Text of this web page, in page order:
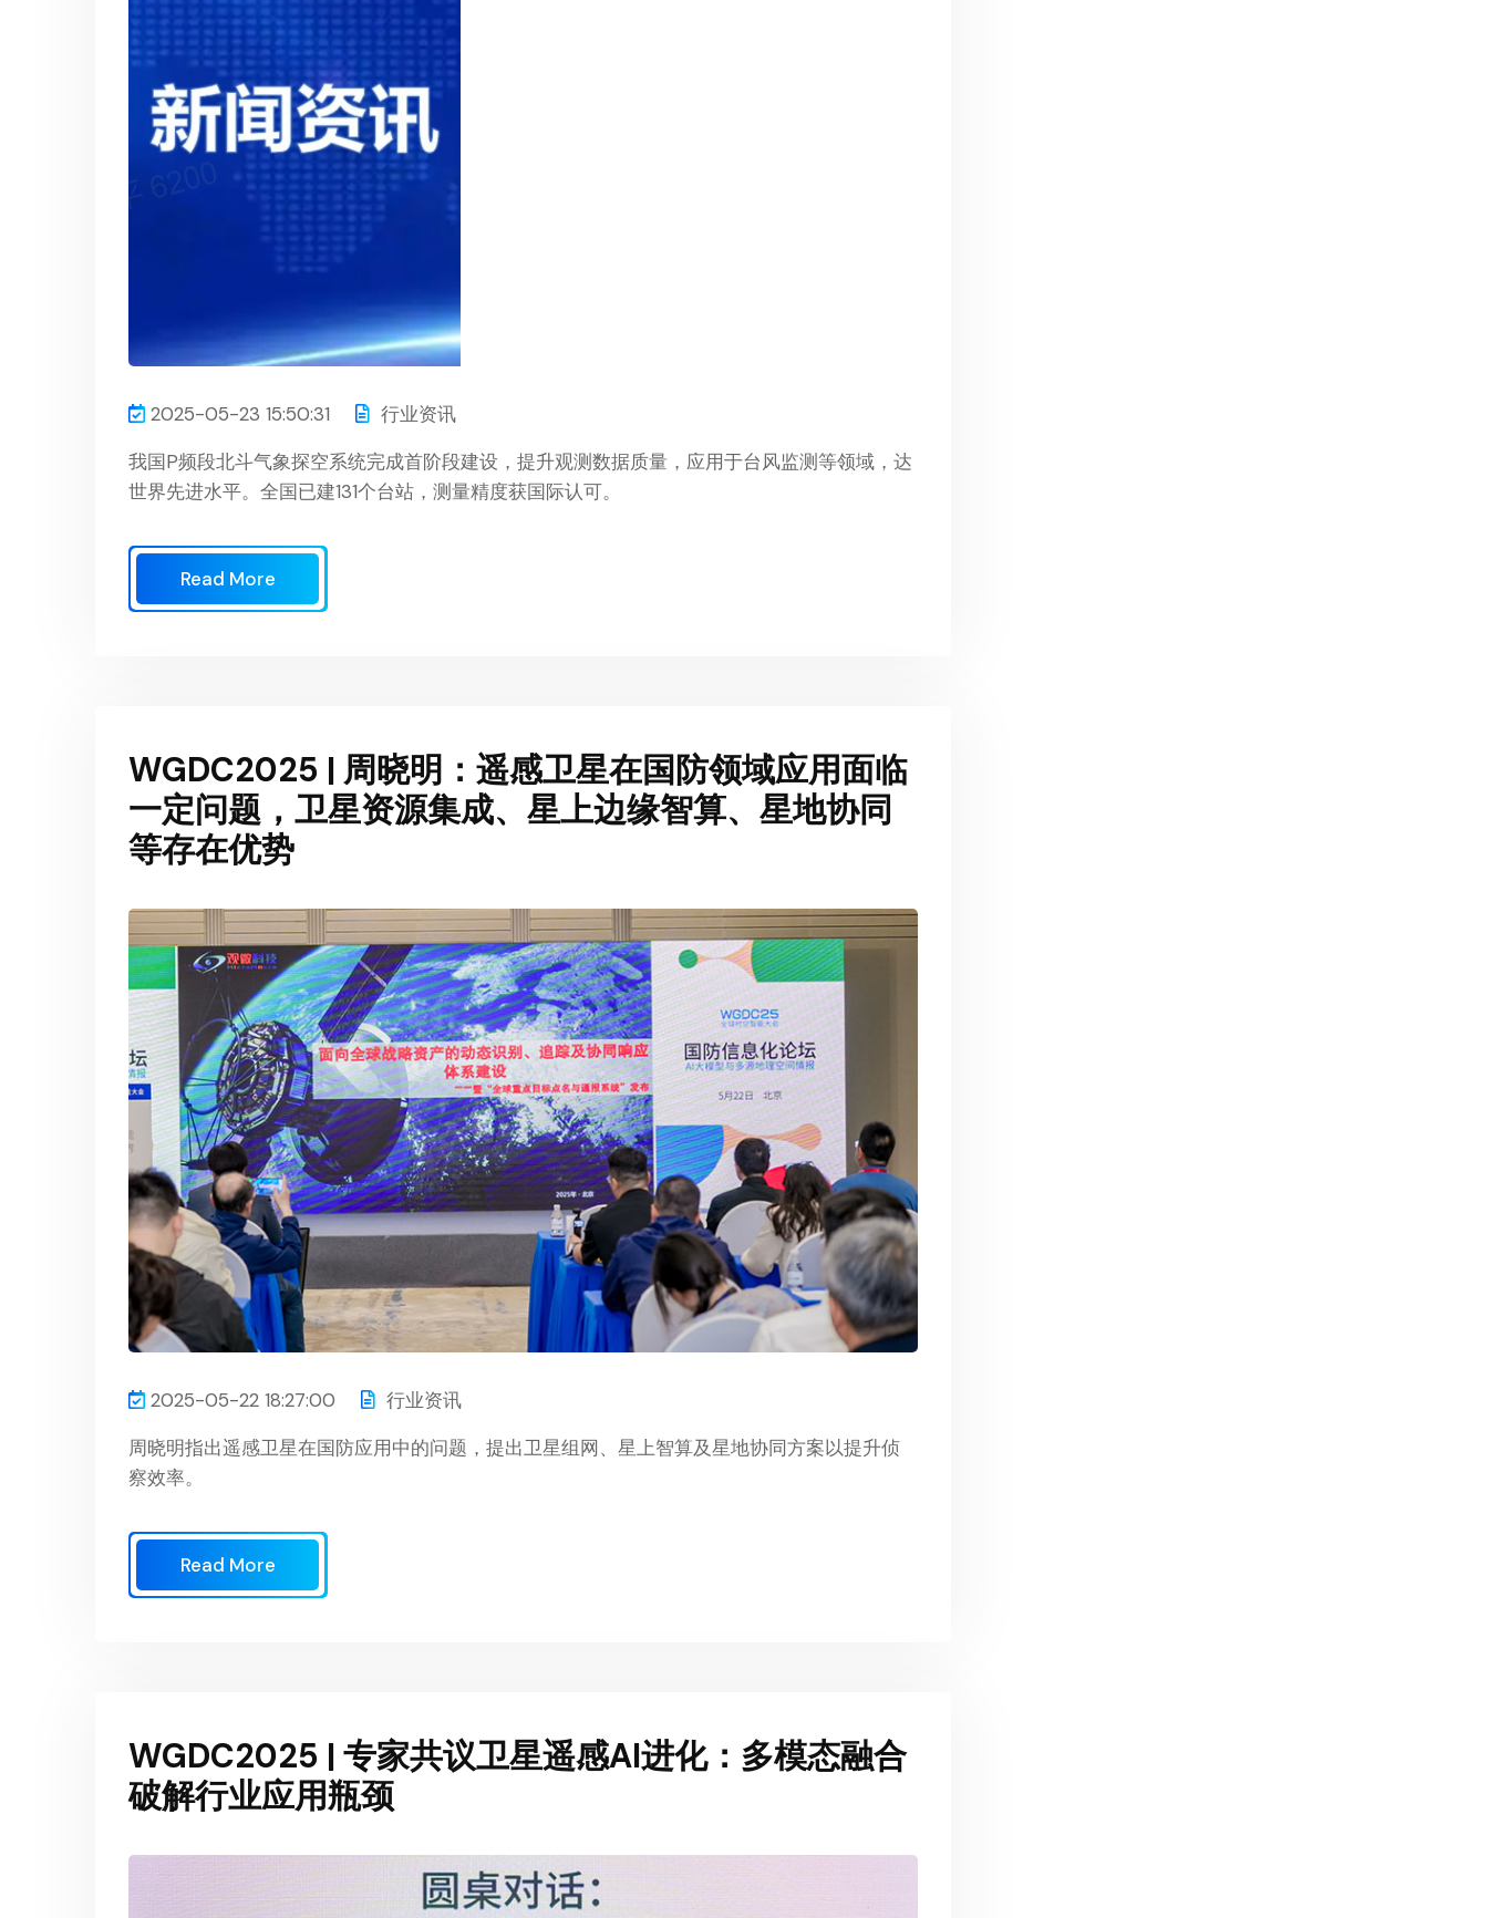
2025-05-23 15:50:31
行业资讯
我国P频段北斗气象探空系统完成首阶段建设，提升观测数据质量，应用于台风监测等领域，达
世界先进水平。全国已建131个台站，测量精度获国际认可。
Read More
WGDC2025 | 周晓明：遥感卫星在国防领域应用面临
一定问题，卫星资源集成、星上边缘智算、星地协同
等存在优势
2025-05-22 18:27:00
行业资讯
周晓明指出遥感卫星在国防应用中的问题，提出卫星组网、星上智算及星地协同方案以提升侦
察效率。
Read More
WGDC2025 | 专家共议卫星遥感AI进化：多模态融合
破解行业应用瓶颈